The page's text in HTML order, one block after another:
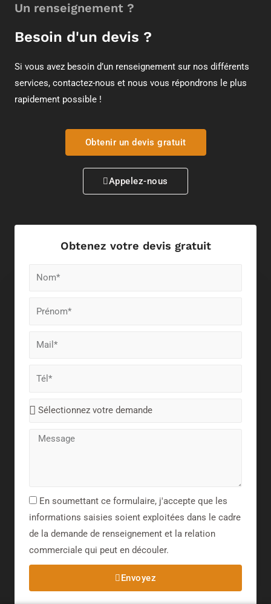
Un renseignement ?
Besoin d'un devis ?
Si vous avez besoin d’un renseignement sur nos différents
services, contactez-nous et nous vous répondrons le plus
rapidement possible !
Obtenir un devis gratuit
Appelez-nous
Obtenez votre devis gratuit
En soumettant ce formulaire, j'accepte que les
informations saisies soient exploitées dans le cadre
de la demande de renseignement et la relation
commerciale qui peut en découler.​
Envoyez